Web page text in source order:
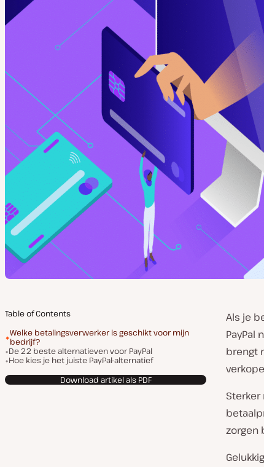
Table of Contents
Welke betalingsverwerker is geschikt voor mijn
bedrijf?
De 22 beste alternatieven voor PayPal
Hoe kies je het juiste PayPal-alternatief
Download artikel als PDF
Als je
PayPal
brengt
Sterker
zorgen